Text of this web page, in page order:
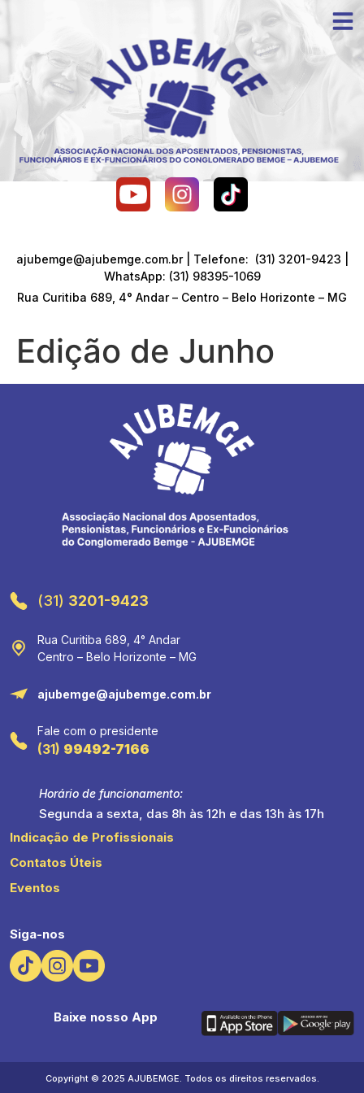
ajubemge@ajubemge.com.br | Telefone: (31) 3201-9423 |
WhatsApp: (31) 98395-1069
Rua Curitiba 689, 4° Andar – Centro – Belo Horizonte – MG
Edição de Junho
(31) 3201-9423
Rua Curitiba 689, 4° Andar
Centro – Belo Horizonte – MG
ajubemge@ajubemge.com.br
Fale com o presidente
(31) 99492-7166
Horário de funcionamento:
Segunda a sexta, das 8h às 12h e das 13h às 17h
Indicação de Profissionais
Contatos Úteis
Eventos
Siga-nos
Baixe nosso App
Copyright © 2025 AJUBEMGE. Todos os direitos reservados.